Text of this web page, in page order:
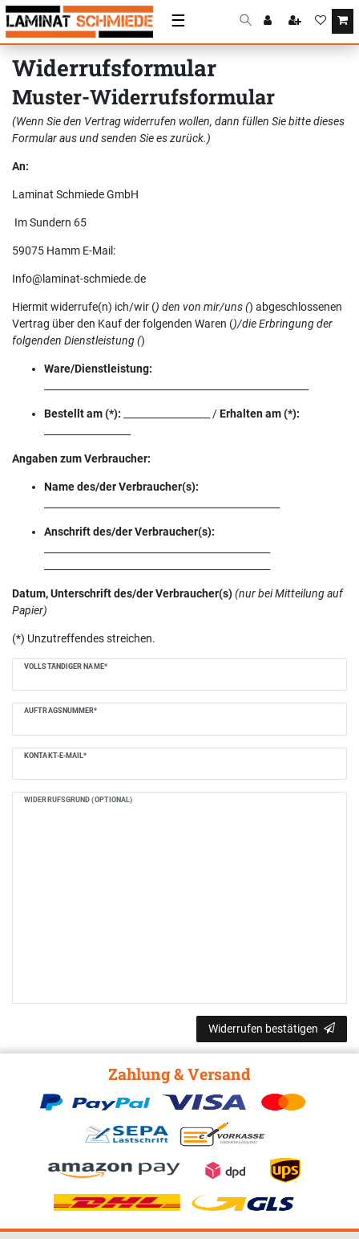
☰
Widerrufs­formular
Muster-Widerrufsformular
(Wenn Sie den Vertrag widerrufen wollen, dann füllen Sie bitte dieses
Formular aus und senden Sie es zurück.)
An:
Laminat Schmiede GmbH
Im Sundern 65
59075 Hamm E-Mail:
Info@laminat-schmiede.de
Hiermit widerrufe(n) ich/wir () den von mir/uns () abgeschlossenen
Vertrag über den Kauf der folgenden Waren ()/die Erbringung der
folgenden Dienstleistung ()
Ware/Dienstleistung:
Bestellt am (*): __________________ /Erhalten am (*):
Angaben zum Verbraucher:
Name des/der Verbraucher(s):
Anschrift des/der Verbraucher(s):
Datum, Unterschrift des/der Verbraucher(s)(nur bei Mitteilung auf
Papier)
(*) Unzutreffendes streichen.
VOLLSTÄNDIGER NAME*
AUFTRAGSNUMMER*
KONTAKT-E-MAIL*
WIDERRUFSGRUND (OPTIONAL)
Ceres::Template.mailFormHoneypotLabel
Widerrufen bestätigen
Zahlung & Versand